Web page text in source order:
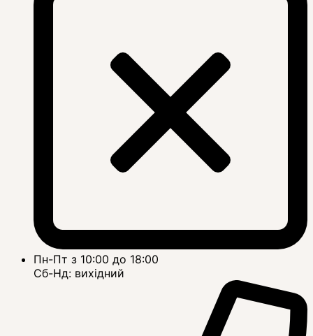
Пн-Пт з 10:00 до 18:00
Сб-Нд: вихідний